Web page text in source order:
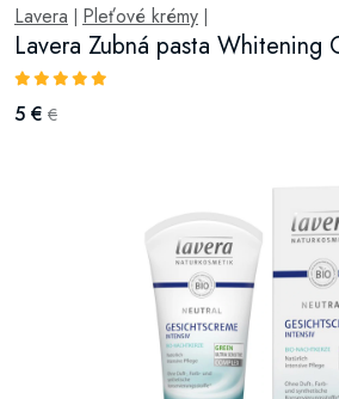
Lavera Pleťové krémy
Lavera Zubná pasta Whitening
5 € €